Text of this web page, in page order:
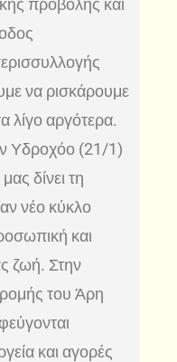
προβολής και
να ρισκάρουμε
λίγο αργότερα.
Υδροχόο (21/1)
δίνει τη
νέο κύκλο
και
ζωή. Στην
του Άρη
και αγορές